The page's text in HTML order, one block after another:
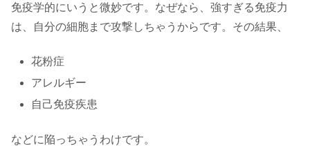
免疫学的にいうと微妙です。なぜなら、強すぎる免疫力
は、自分の細胞まで攻撃しちゃうからです。その結果、
花粉症
アレルギー
自己免疫疾患
などに陥っちゃうわけです。